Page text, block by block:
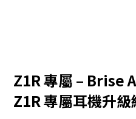
Z1R 專屬 – Brise
Z1R 專屬耳機升級